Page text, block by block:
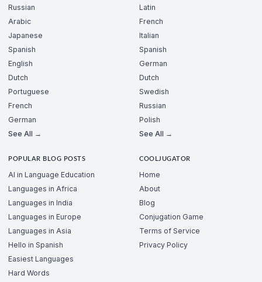
Russian
Arabic
Japanese
Spanish
English
Dutch
Portuguese
French
German
See All →
Latin
French
Italian
Spanish
German
Dutch
Swedish
Russian
Polish
See All →
POPULAR BLOG POSTS
AI in Language Education
Languages in Africa
Languages in India
Languages in Europe
Languages in Asia
Hello in Spanish
Easiest Languages
Hard Words
COOLJUGATOR
Home
About
Blog
Conjugation Game
Terms of Service
Privacy Policy